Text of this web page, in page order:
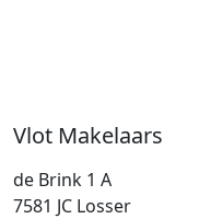
Vlot Makelaars
de Brink 1 A
7581 JC Losser